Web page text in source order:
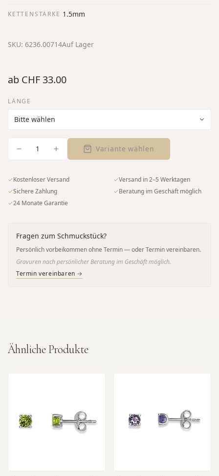
KETTENSTÄRKE 1.5mm
SKU: 6236.00714Auf Lager
ab CHF 33.00
LÄNGE
1 Variante wählen
✓Kostenloser Versand ✓Versand in 2–5 Werktagen
✓Sichere Zahlung ✓Beratung im Geschäft möglich
✓24 Monate Garantie
Fragen zum Schmuckstück?
Persönlich vorbeikommen ohne Termin — oder Termin vereinbaren.
Gravuren nach persönlicher Beratung im Geschäft möglich.
Termin vereinbaren →
Ähnliche Produkte